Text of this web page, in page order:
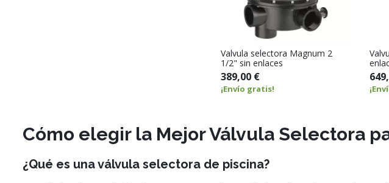
Valvula selectora Magnum 2
1/2" sin enlaces
389,00 €
¡Envío gratis!
Cómo elegir la Mejor Válvula Selectora
¿Qué es una válvula selectora de piscina?